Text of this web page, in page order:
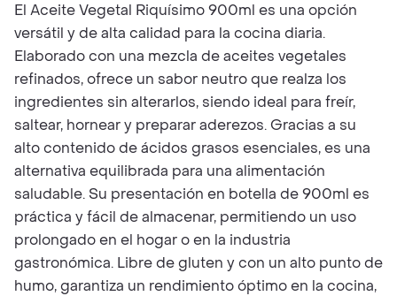
El Aceite Vegetal Riquísimo 900ml es una opción
versátil y de alta calidad para la cocina diaria.
Elaborado con una mezcla de aceites vegetales
refinados, ofrece un sabor neutro que realza los
ingredientes sin alterarlos, siendo ideal para freír,
saltear, hornear y preparar aderezos. Gracias a su
alto contenido de ácidos grasos esenciales, es una
alternativa equilibrada para una alimentación
saludable. Su presentación en botella de 900ml es
práctica y fácil de almacenar, permitiendo un uso
prolongado en el hogar o en la industria
gastronómica. Libre de gluten y con un alto punto de
humo, garantiza un rendimiento óptimo en la cocina,